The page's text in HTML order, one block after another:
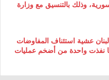
وذلك بالتنسيق مع وزارة
عشية استئناف المفاوضات
نفذت واحدة من أضخم عمليات